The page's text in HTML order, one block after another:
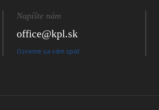
Napíšte nám
office@kpl.sk
Ozveme sa vám späť